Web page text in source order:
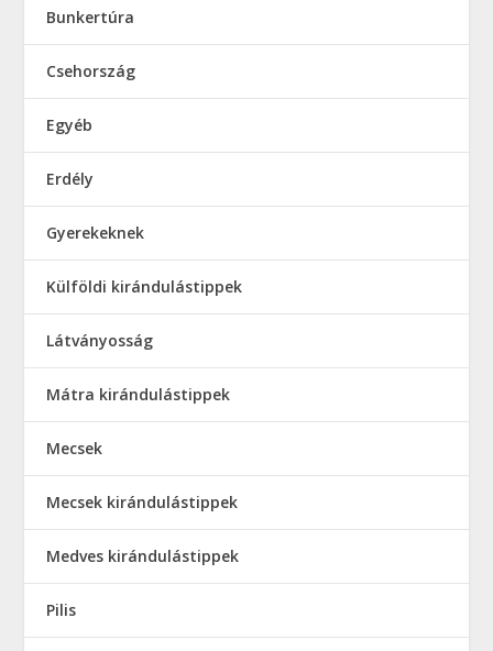
Bunkertúra
Csehország
Egyéb
Erdély
Gyerekeknek
Külföldi kirándulástippek
Látványosság
Mátra kirándulástippek
Mecsek
Mecsek kirándulástippek
Medves kirándulástippek
Pilis